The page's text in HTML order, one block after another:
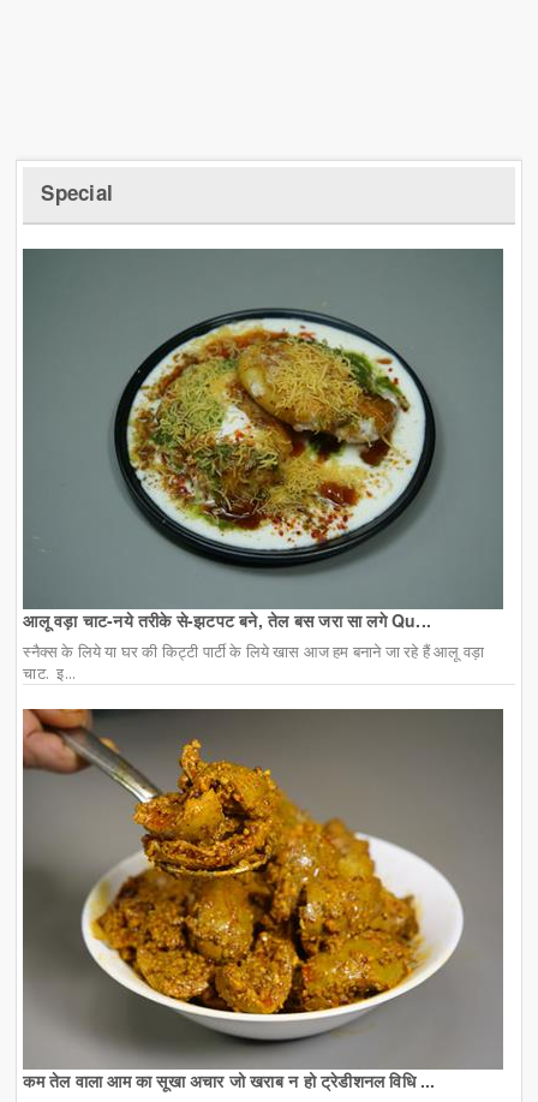
Special
आलू वड़ा चाट-नये तरीके से-झटपट बने, तेल बस जरा सा लगे Qu...
स्नैक्स के लिये या घर की किट्टी पार्टी के लिये खास आज हम बनाने जा रहे हैं आलू वड़ा
चाट. इ...
कम तेल वाला आम का सूखा अचार जो खराब न हो ट्रेडीशनल विधि ...